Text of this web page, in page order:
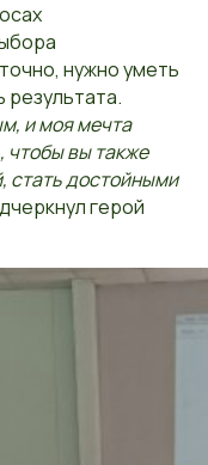
нужно уметь
результата.
и моя мечта
чтобы вы также
стать достойными
герой